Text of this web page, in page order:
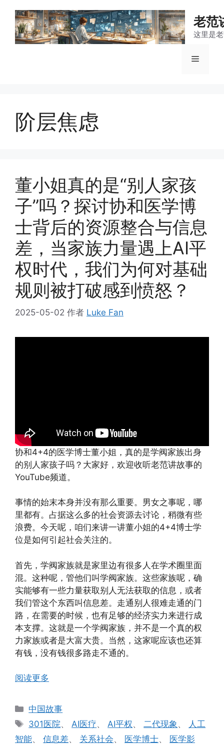
老范
这里是
菜
阶层焦虑
董小姐真的是“别人家孩
子”吗？探讨协和医学博
士背后的资源整合与信息
差，当家族力量遇上AI平
权时代，我们为何对基础
规则被打破感到愤怒？
2025-05-02 作者 Luke Fan
协和4+4的医学博士董小姐，真的是学阀家族出身
的别人家孩子吗？大家好，欢迎收听老范讲故事的
YouTube频道。
事情的始末本身并没有那么重要。男女之事呢，哪
里都有。占据这么多的社会资源去讨论，稍微有些
浪费。今天呢，咱们来讲一讲董小姐的4+4博士学
位是如何引起社会关注的。
首先，学阀家族就是家里边有很多人在学术圈里面
混。这种呢，管他们叫学阀家族。这些家族呢，确
实能够有一些力量获取别人无法获取的信息，或者
我们管这个东西叫信息差。走通别人很难走通的门
路，在需要的时候，也有足够的经济实力来进行成
本支撑。这就是一个学阀家族，并不是一个真的权
力家族或者是大富大贵。当然，这家呢应该也还算
有钱，没有钱很多路走不通的。
阅读更多
分
类
中国故事
标
签
301医院、AI医疗、AI平权 、二代现象、
人工
智能、 信息差、 关系社会、 医学博士、 医学影